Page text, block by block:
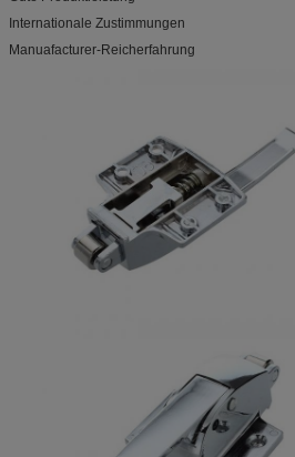
Internationale Zustimmungen
Manuafacturer-Reicherfahrung